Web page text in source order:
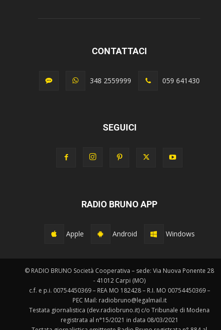
CONTATTACI
348 2559999 059 641430
SEGUICI
RADIO BRUNO APP
Apple Android Windows
© RADIO BRUNO Società Cooperativa – sede: Via Nuova Ponente 28
- 41012 Carpi (MO)
c.f. e p.i. 00754450369 – REA MO 182428 – R.I. MO 00754450369 –
PEC Mail: radiobruno@legalmail.it
Testata giornalistica (dev.radiobruno.it) c/o Tribunale di Modena
registrata al n°15/2021 in data 08/03/2021